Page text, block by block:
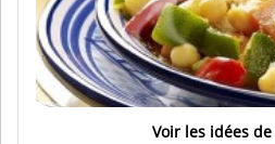
Voir les idées